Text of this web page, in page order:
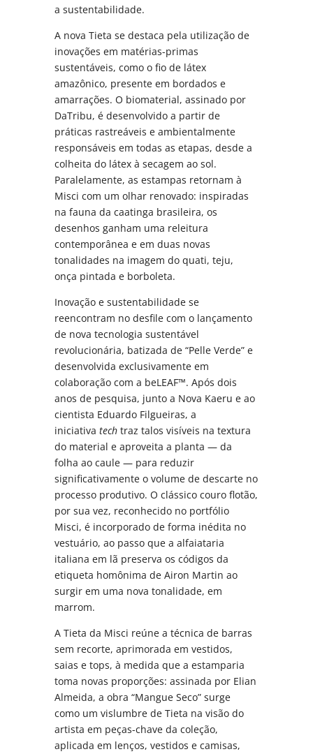
a sustentabilidade.
A nova Tieta se destaca pela utilização de
inovações em matérias-primas
sustentáveis, como o fio de látex
amazônico, presente em bordados e
amarrações. O biomaterial, assinado por
DaTribu, é desenvolvido a partir de
práticas rastreáveis e ambientalmente
responsáveis em todas as etapas, desde a
colheita do látex à secagem ao sol.
Paralelamente, as estampas retornam à
Misci com um olhar renovado: inspiradas
na fauna da caatinga brasileira, os
desenhos ganham uma releitura
contemporânea e em duas novas
tonalidades na imagem do quati, teju,
onça pintada e borboleta.
Inovação e sustentabilidade se
reencontram no desfile com o lançamento
de nova tecnologia sustentável
revolucionária, batizada de “Pelle Verde” e
desenvolvida exclusivamente em
colaboração com a beLEAF™. Após dois
anos de pesquisa, junto a Nova Kaeru e ao
cientista Eduardo Filgueiras, a
iniciativatech traz talos visíveis na textura
do material e aproveita a planta — da
folha ao caule — para reduzir
significativamente o volume de descarte no
processo produtivo. O clássico couro flotão,
por sua vez, reconhecido no portfólio
Misci, é incorporado de forma inédita no
vestuário, ao passo que a alfaiataria
italiana em lã preserva os códigos da
etiqueta homônima de Airon Martin ao
surgir em uma nova tonalidade, em
marrom.
A Tieta da Misci reúne a técnica de barras
sem recorte, aprimorada em vestidos,
saias e tops, à medida que a estamparia
toma novas proporções: assinada por Elian
Almeida, a obra “Mangue Seco” surge
como um vislumbre de Tieta na visão do
artista em peças-chave da coleção,
aplicada em lenços, vestidos e camisas,